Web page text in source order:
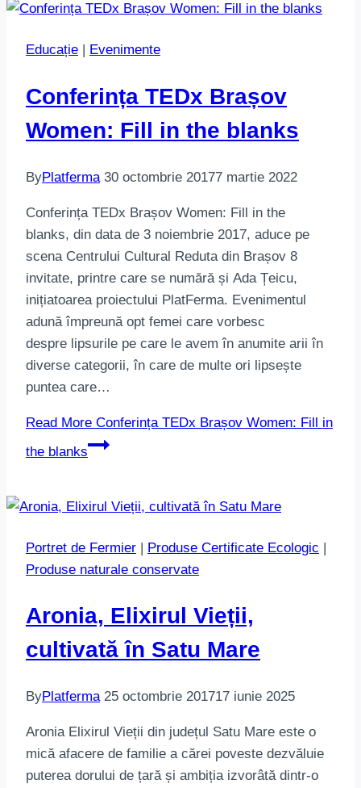
Educație Evenimente
Conferința TEDx Brașov
Women: Fill in the blanks
ByPlatferma 30 octombrie 20177 martie 2022
Conferința TEDx Brașov Women: Fill in the
blanks, din data de 3 noiembrie 2017, aduce pe
scena Centrului Cultural Reduta din Brașov 8
invitate, printre care se numără și Ada Țeicu,
inițiatoarea proiectului PlatFerma. Evenimentul
adună împreună opt femei care vorbesc
despre lipsurile pe care le avem în anumite arii în
diverse categorii, în care de multe ori lipsește
puntea care…
Read More Conferința TEDx Brașov Women: Fill in
the blanks
Portret de Fermier | Produse Certificate Ecologic |
Produse naturale conservate
Aronia, Elixirul Vieții,
cultivată în Satu Mare
ByPlatferma 25 octombrie 201717 iunie 2025
Aronia Elixirul Vieții din județul Satu Mare este o
mică afacere de familie a cărei poveste dezvăluie
puterea dorului de țară și ambiția izvorâtă dintr-o